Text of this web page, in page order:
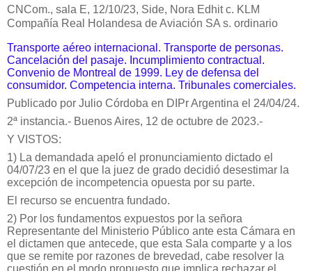
CNCom., sala E, 12/10/23, Side, Nora Edhit c. KLM
Compañía Real Holandesa de Aviación SA s. ordinario
Transporte aéreo internacional. Transporte de personas.
Cancelación del pasaje. Incumplimiento contractual.
Convenio de Montreal de 1999. Ley de defensa del
consumidor. Competencia interna. Tribunales comerciales.
Publicado por Julio Córdoba en DIPr Argentina el 24/04/24.
2ª instancia.- Buenos Aires, 12 de octubre de 2023.-
Y VISTOS:
1) La demandada apeló el pronunciamiento dictado el
04/07/23 en el que la juez de grado decidió desestimar la
excepción de incompetencia opuesta por su parte.
El recurso se encuentra fundado.
2) Por los fundamentos expuestos por la señora
Representante del Ministerio Público ante esta Cámara en
el dictamen que antecede, que esta Sala comparte y a los
que se remite por razones de brevedad, cabe resolver la
cuestión en el modo propuesto que implica rechazar el